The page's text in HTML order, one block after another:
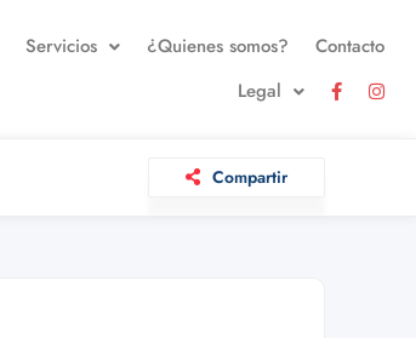
Servicios ¿Quienes somos?
Contacto
Legal
Compartir